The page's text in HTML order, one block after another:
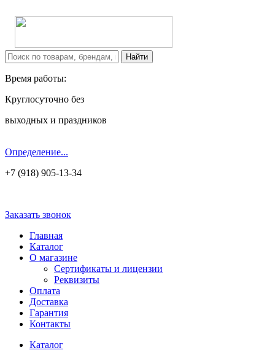
Время работы:
Круглосуточно без
выходных и праздников
Определение...
+7 (918) 905-13-34
Заказать звонок
Главная
Каталог
О магазине
Сертификаты и лицензии
Реквизиты
Оплата
Доставка
Гарантия
Контакты
Каталог